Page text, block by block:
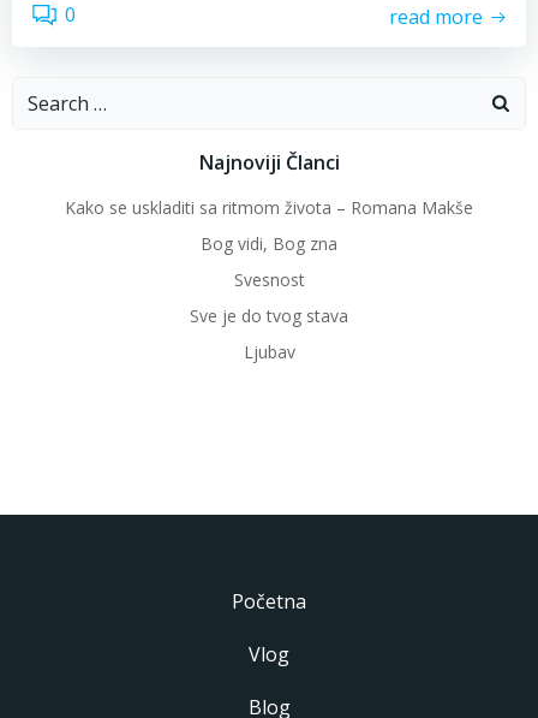
0 read more
Search
Najnoviji Članci
Kako se uskladiti sa ritmom života – Romana Makše
Bog vidi, Bog zna
Svesnost
Sve je do tvog stava
Ljubav
Početna
Vlog
Blog